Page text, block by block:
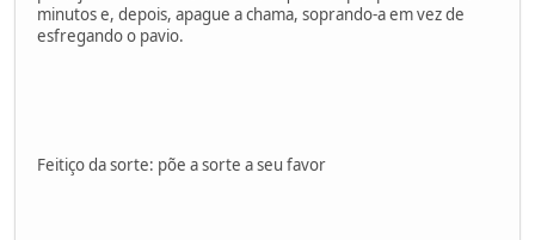
minutos e, depois, apague a chama, soprando-a em vez de
esfregando o pavio.
Feitiço da sorte: põe a sorte a seu favor